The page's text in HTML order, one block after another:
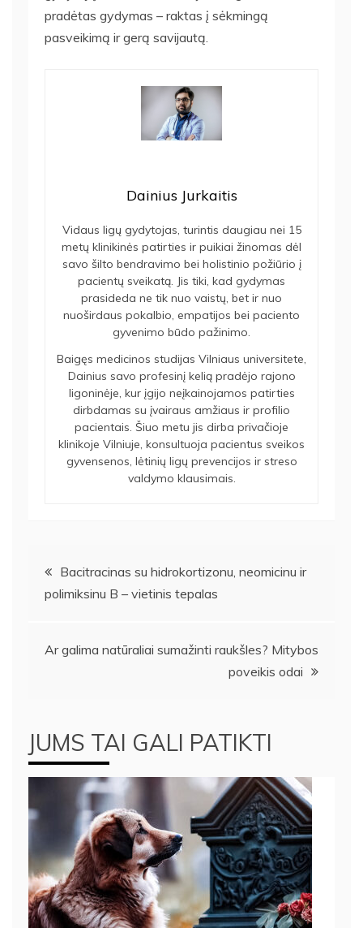
pradėtas gydymas – raktas į sėkmingą
pasveikimą ir gerą savijautą.
Dainius Jurkaitis
Vidaus ligų gydytojas, turintis daugiau nei 15
metų klinikinės patirties ir puikiai žinomas dėl
savo šilto bendravimo bei holistinio požiūrio į
pacientų sveikatą. Jis tiki, kad gydymas
prasideda ne tik nuo vaistų, bet ir nuo
nuoširdaus pokalbio, empatijos bei paciento
gyvenimo būdo pažinimo.
Baigęs medicinos studijas Vilniaus universitete,
Dainius savo profesinį kelią pradėjo rajono
ligoninėje, kur įgijo neįkainojamos patirties
dirbdamas su įvairaus amžiaus ir profilio
pacientais. Šiuo metu jis dirba privačioje
klinikoje Vilniuje, konsultuoja pacientus sveikos
gyvensenos, lėtinių ligų prevencijos ir streso
valdymo klausimais.
Navigacija
tarp
įrašų
Bacitracinas su hidrokortizonu, neomicinu ir
polimiksinu B – vietinis tepalas
Ar galima natūraliai sumažinti raukšles? Mitybos
poveikis odai
JUMS TAI GALI PATIKTI